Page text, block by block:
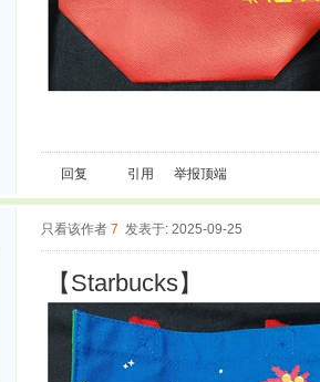
回复 引用 举报顶端
只看该作者 7 发表于: 2025-09-25
【Starbucks】